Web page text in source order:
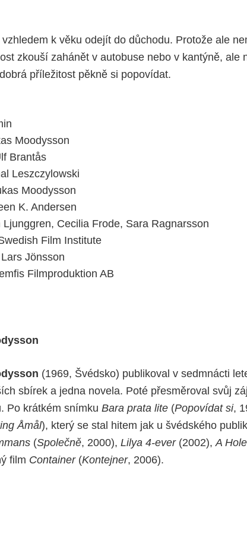
k věku odejít do důchodu. Protože ale
zkouší zahánět v autobuse nebo v kantýně,
příležitost pěkně si popovídat.
Moodysson
Brantås
Leszczylowski
Moodysson
K. Andersen
Ljunggren, Cecilia Frode, Sara Ragnarsson
Film Institute
Lars Jönsson
Filmproduktion AB
(1969, Švédsko) publikoval v sedmnácti
sbírek a jedna novela. Poté přesměroval svůj
Po krátkém snímku Bara prata lite (Popovídat si,
Åmål), který se stal hitem jak u švédského
(Společně, 2000), Lilya 4-ever(2002),A
film Container(Kontejner, 2006).